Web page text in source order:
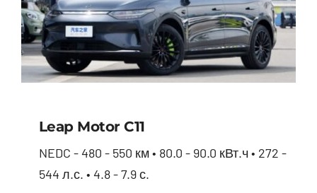
Leap Motor С11
NEDC - 480 - 550 км • 80.0 - 90.0 кВт.ч • 272 -
544 л.с. • 4.8 - 7.9 с.